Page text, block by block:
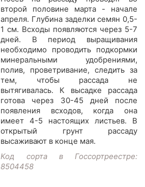
второй половине марта - начале
апреля. Глубина заделки семян 0,5-
1 см. Всходы появляются через 5-7
дней. В период выращивания
необходимо проводить подкормки
минеральными удобрениями,
полив, проветривание, следить за
тем, чтобы рассада не
вытягивалась. К высадке рассада
готова через 30-45 дней после
появления всходов, когда она
имеет 4-5 настоящих листьев. В
открытый грунт рассаду
высаживают в конце мая.
Код сорта в Госсортреестре:
8504458